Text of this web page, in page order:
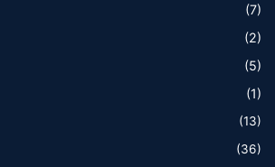
(7)
(2)
(5)
(1)
(13)
(36)